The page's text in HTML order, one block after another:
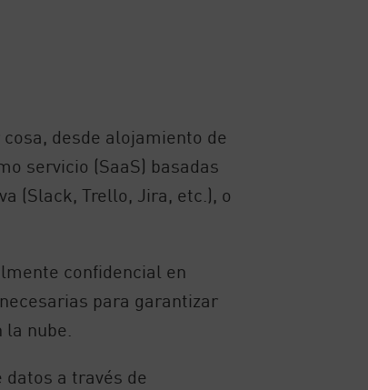
desde alojamiento de
servicio (SaaS) basadas
(Slack, Trello, Jira, etc.), o
confidencial en
para garantizar
nube.
a través de